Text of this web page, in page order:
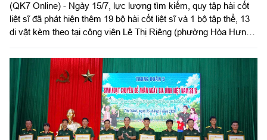
(QK7 Online) - Ngày 15/7, lực lượng tìm kiếm, quy tập hài cốt
liệt sĩ đã phát hiện thêm 19 bộ hài cốt liệt sĩ và 1 bộ tập thể, 13
di vật kèm theo tại công viên Lê Thị Riêng (phường Hòa Hưng,